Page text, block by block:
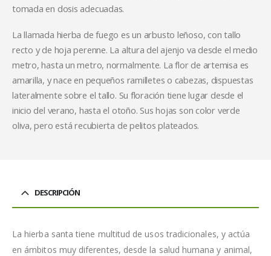
tomada en dosis adecuadas.
La llamada hierba de fuego es un arbusto leñoso, con tallo
recto y de hoja perenne. La altura del ajenjo va desde el medio
metro, hasta un metro, normalmente. La flor de artemisa es
amarilla, y nace en pequeños ramilletes o cabezas, dispuestas
lateralmente sobre el tallo. Su floración tiene lugar desde el
inicio del verano, hasta el otoño. Sus hojas son color verde
oliva, pero está recubierta de pelitos plateados.
DESCRIPCIÓN
La hierba santa tiene multitud de usos tradicionales, y actúa
en ámbitos muy diferentes, desde la salud humana y animal,